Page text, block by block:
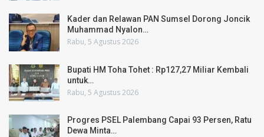
Kader dan Relawan PAN Sumsel Dorong Joncik
Muhammad Nyalon…
Rabu, 5 Agustus 2026
Bupati HM Toha Tohet : Rp127,27 Miliar Kembali
untuk…
Rabu, 5 Agustus 2026
Progres PSEL Palembang Capai 93 Persen, Ratu
Dewa Minta…